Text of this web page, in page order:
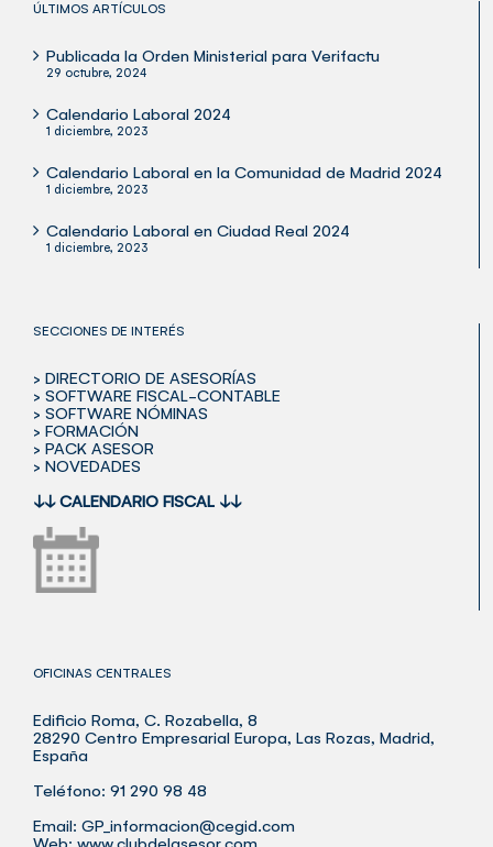
ÚLTIMOS ARTÍCULOS
Publicada la Orden Ministerial para Verifactu
29 octubre, 2024
Calendario Laboral 2024
1 diciembre, 2023
Calendario Laboral en la Comunidad de Madrid 2024
1 diciembre, 2023
Calendario Laboral en Ciudad Real 2024
1 diciembre, 2023
SECCIONES DE INTERÉS
> DIRECTORIO DE ASESORÍAS
> SOFTWARE FISCAL-CONTABLE
> SOFTWARE NÓMINAS
> FORMACIÓN
> PACK ASESOR
> NOVEDADES
↓↓ CALENDARIO FISCAL ↓↓
OFICINAS CENTRALES
Edificio Roma, C. Rozabella, 8
28290 Centro Empresarial Europa, Las Rozas, Madrid,
España
Teléfono: 91 290 98 48
Email: GP_informacion@cegid.com
Web: www.clubdelasesor.com